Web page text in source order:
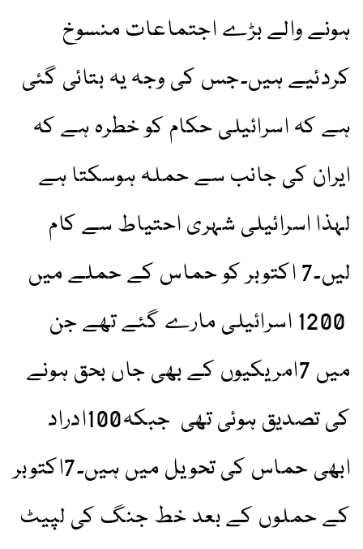
ہونے والے بڑے اجتماعات منسوخ
کردئیے ہیں۔جس کی وجہ یہ بتائی گئی
ہے کہ اسرائیلی حکام کو خطرہ ہے کہ
ایران کی جانب سے حملہ ہوسکتا ہے
لہذا اسرائیلی شہری احتیاط سے کام
لیں۔7 اکتوبر کو حماس کے حملے میں
1200 اسرائیلی مارے گئے تھے جن
میں 7امریکیوں کے بھی جاں بحق ہونے
کی تصدیق ہوئی تھی جبکہ100ادراد
ابھی حماس کی تحویل میں ہیں۔7اکتوبر
کے حملوں کے بعد خط جنگ کی لپیٹ